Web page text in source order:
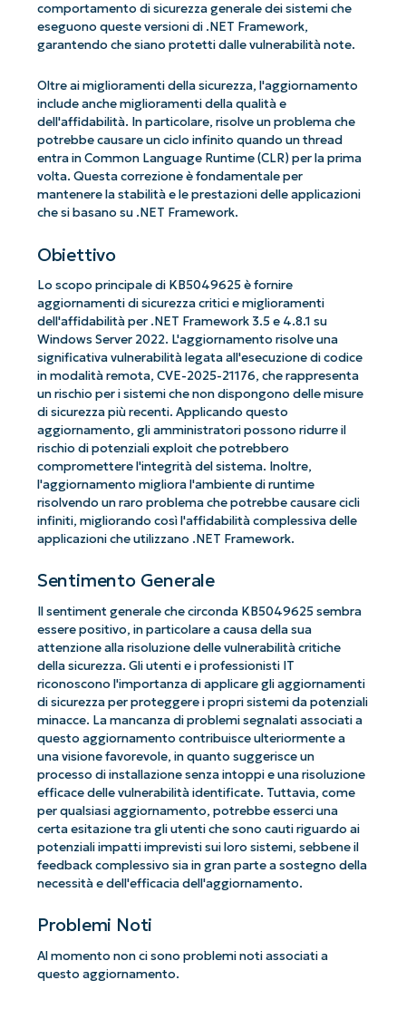
comportamento di sicurezza generale dei sistemi che
eseguono queste versioni di .NET Framework,
garantendo che siano protetti dalle vulnerabilità note.
Oltre ai miglioramenti della sicurezza, l'aggiornamento
include anche miglioramenti della qualità e
dell'affidabilità. In particolare, risolve un problema che
potrebbe causare un ciclo infinito quando un thread
entra in Common Language Runtime (CLR) per la prima
volta. Questa correzione è fondamentale per
mantenere la stabilità e le prestazioni delle applicazioni
che si basano su .NET Framework.
Obiettivo
Lo scopo principale di KB5049625 è fornire
aggiornamenti di sicurezza critici e miglioramenti
dell'affidabilità per .NET Framework 3.5 e 4.8.1 su
Windows Server 2022. L'aggiornamento risolve una
significativa vulnerabilità legata all'esecuzione di codice
in modalità remota, CVE-2025-21176, che rappresenta
un rischio per i sistemi che non dispongono delle misure
di sicurezza più recenti. Applicando questo
aggiornamento, gli amministratori possono ridurre il
rischio di potenziali exploit che potrebbero
compromettere l'integrità del sistema. Inoltre,
l'aggiornamento migliora l'ambiente di runtime
risolvendo un raro problema che potrebbe causare cicli
infiniti, migliorando così l'affidabilità complessiva delle
applicazioni che utilizzano .NET Framework.
Sentimento Generale
Il sentiment generale che circonda KB5049625 sembra
essere positivo, in particolare a causa della sua
attenzione alla risoluzione delle vulnerabilità critiche
della sicurezza. Gli utenti e i professionisti IT
riconoscono l'importanza di applicare gli aggiornamenti
di sicurezza per proteggere i propri sistemi da potenziali
minacce. La mancanza di problemi segnalati associati a
questo aggiornamento contribuisce ulteriormente a
una visione favorevole, in quanto suggerisce un
processo di installazione senza intoppi e una risoluzione
efficace delle vulnerabilità identificate. Tuttavia, come
per qualsiasi aggiornamento, potrebbe esserci una
certa esitazione tra gli utenti che sono cauti riguardo ai
potenziali impatti imprevisti sui loro sistemi, sebbene il
feedback complessivo sia in gran parte a sostegno della
necessità e dell'efficacia dell'aggiornamento.
Problemi Noti
Al momento non ci sono problemi noti associati a
questo aggiornamento.